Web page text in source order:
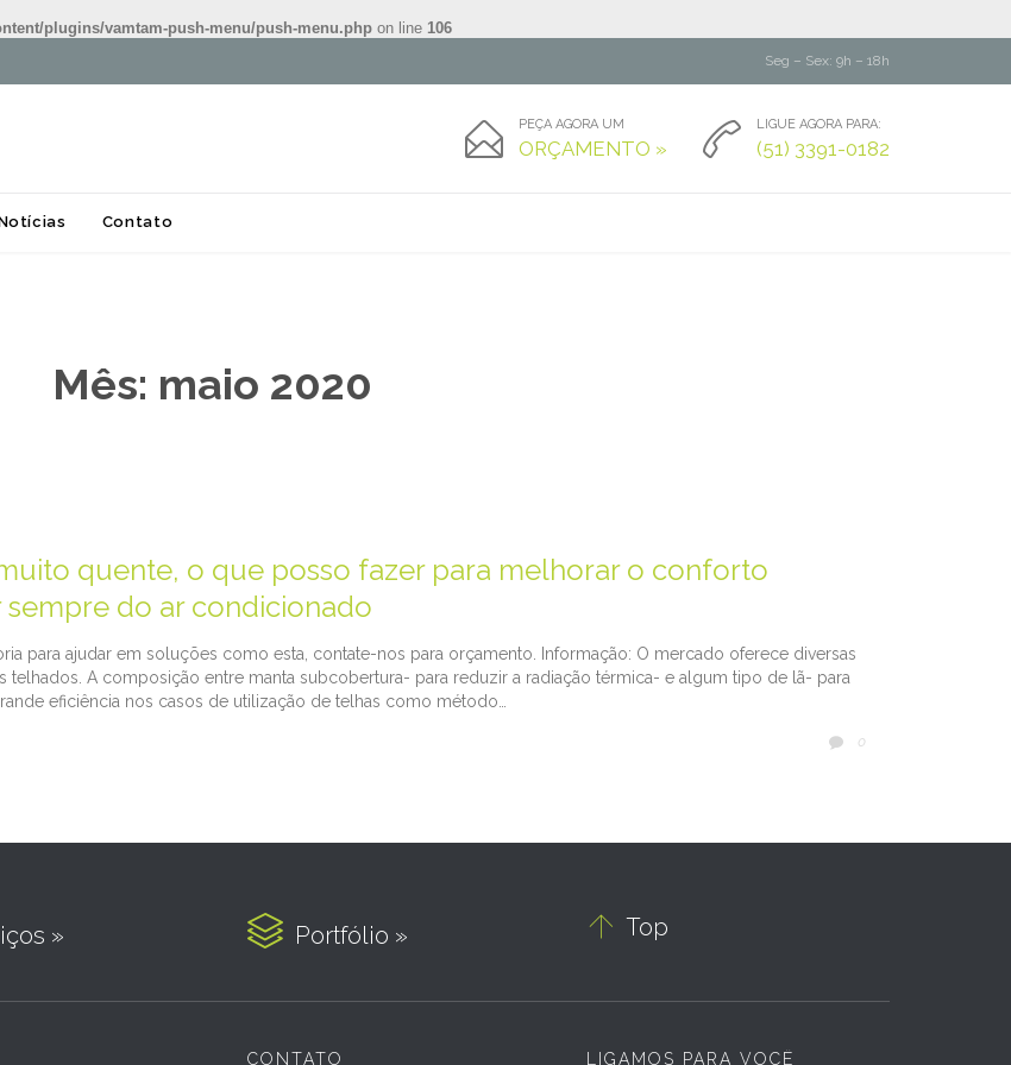
plugins/vamtam-push-menu/push-menu.php on line 106
Seg – Sex: 9h – 18h
 PEÇA AGORA UM
ORÇAMENTO »  LIGUE AGORA PARA:
(51) 3391-0182
Contato
Mês: maio 2020
quente, o que posso fazer para melhorar o conforto
do ar condicionado
para ajudar em soluções como esta, contate-nos para orçamento. Informação: O mercado oferece diversas
telhados. A composição entre manta subcobertura- para reduzir a radiação térmica- e algum tipo de lã- para
eficiência nos casos de utilização de telhas como método…
 0
»  Portfólio »  Top
CONTATO LIGAMOS PARA VOCÊ